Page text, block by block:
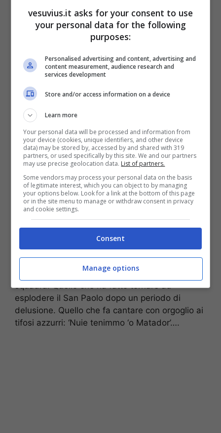
Un calciatore così non può che essere mira
delle big d’Europa: gli sceicchi stanno già
scrivendo l’assegno da far pervenire a De
Laurentiis e di certo ci staranno pensando
anche squadroni come Real Madrid e
Manchester United. I tifosi però fingono di non
saperlo e si godono il loro beniamino,quello
che non ha la fantasia e i colpi di geni del Dio
del Pallone, Maradona, ma ha la sua stessa
. Quello che entra e segna, con una
semplicità disarmante; quello che al
novantesimo va a recuperare palla nella propria
area di rigore dando l’esempio ai compagni di
squadra. Quello che ha fatto tornare ad
esplodere il San Paolo dopo un periodo di
delusione. Quello che fa cantare con orgoglio ai
tifosi azzurri: ‘Nuie tenimmo ‘o Matador’….
vesuvius.it asks for your consent to use
your personal data for the following
purposes:
Personalised advertising and content, advertising and
content measurement, audience research and
services development
Store and/or access information on a device
Learn more
Your personal data will be processed and information from
your device (cookies, unique identifiers, and other device
data) may be stored by, accessed by and shared with 319
partners, or used specifically by this site. We and our partners
may use precise geolocation data. List of partners.
Some vendors may process your personal data on the basis
of legitimate interest, which you can object to by managing
your options below. Look for a link at the bottom of this page
or in the site menu to manage or withdraw consent in privacy
and cookie settings.
Consent
Manage options